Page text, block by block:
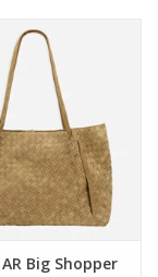
Big Shopper